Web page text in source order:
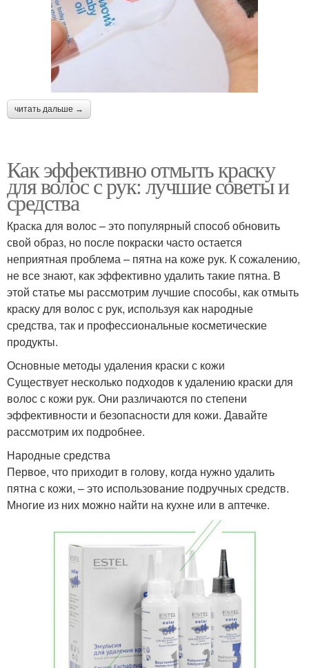
читать дальше →
Как эффективно отмыть краску
для волос с рук: лучшие советы и
средства
Краска для волос – это популярный способ обновить
свой образ, но после покраски часто остается
неприятная проблема – пятна на коже рук. К сожалению,
не все знают, как эффективно удалить такие пятна. В
этой статье мы рассмотрим лучшие способы, как отмыть
краску для волос с рук, используя как народные
средства, так и профессиональные косметические
продукты.
Основные методы удаления краски с кожи
Существует несколько подходов к удалению краски для
волос с кожи рук. Они различаются по степени
эффективности и безопасности для кожи. Давайте
рассмотрим их подробнее.
Народные средства
Первое, что приходит в голову, когда нужно удалить
пятна с кожи, – это использование подручных средств.
Многие из них можно найти на кухне или в аптечке.